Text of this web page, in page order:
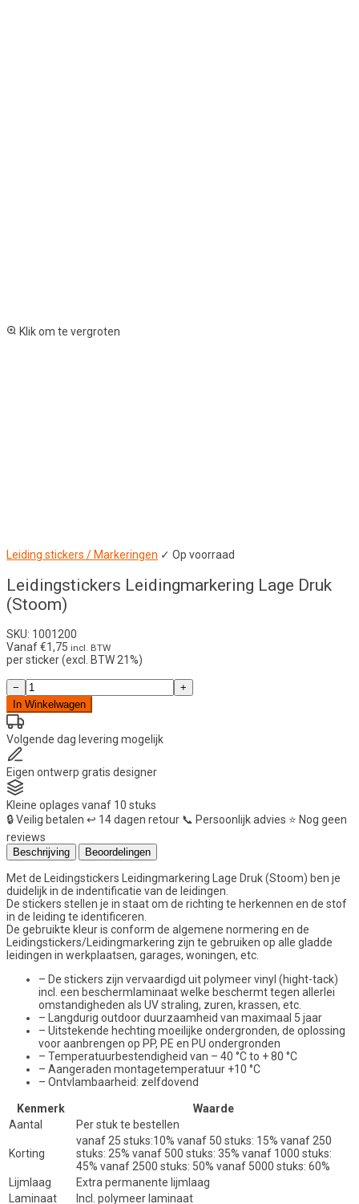
Klik om te vergroten
Leiding stickers / Markeringen ✓ Op voorraad
Leidingstickers Leidingmarkering Lage Druk
(Stoom)
SKU: 1001200
Vanaf€1,75 incl. BTW
per sticker (excl. BTW 21%)
Leidingstickers
Leidingmarkering
Lage
Druk
(Stoom)
aantal
−
+
In Winkelwagen
Volgende dag levering mogelijk
Eigen ontwerp gratis designer
Kleine oplages vanaf 10 stuks
🔒Veilig betalen ↩️ 14 dagen retour 📞 Persoonlijk advies ⭐ Nog geen
reviews
Beschrijving Beoordelingen
Met de Leidingstickers Leidingmarkering Lage Druk (Stoom) ben je
duidelijk in de indentificatie van de leidingen.
De stickers stellen je in staat om de richting te herkennen en de stof
in de leiding te identificeren.
De gebruikte kleur is conform de algemene normering en de
Leidingstickers/Leidingmarkering zijn te gebruiken op alle gladde
leidingen in werkplaatsen, garages, woningen, etc.
– De stickers zijn vervaardigd uit polymeer vinyl (hight-tack)
incl. een beschermlaminaat welke beschermt tegen allerlei
omstandigheden als UV straling, zuren, krassen, etc.
– Langdurig outdoor duurzaamheid van maximaal 5 jaar
– Uitstekende hechting moeilijke ondergronden, de oplossing
voor aanbrengen op PP, PE en PU ondergronden
– Temperatuurbestendigheid van – 40 °C to + 80 °C
– Aangeraden montagetemperatuur +10 °C
– Ontvlambaarheid: zelfdovend
Kenmerk
Waarde
Aantal
Per stuk te bestellen
Korting
vanaf 25 stuks:10% vanaf 50 stuks: 15% vanaf 250
stuks: 25% vanaf 500 stuks: 35% vanaf 1000 stuks:
45% vanaf 2500 stuks: 50% vanaf 5000 stuks: 60%
Lijmlaag
Extra permanente lijmlaag
Laminaat
Incl. polymeer laminaat